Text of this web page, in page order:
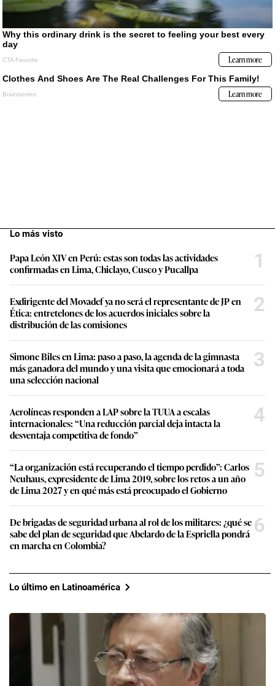
Lo más visto
Papa León XIV en Perú: estas son todas las actividades
confirmadas en Lima, Chiclayo, Cusco y Pucallpa
1
Exdirigente del Movadef ya no será el representante de JP en
Ética: entretelones de los acuerdos iniciales sobre la
distribución de las comisiones
2
Simone Biles en Lima: paso a paso, la agenda de la gimnasta
más ganadora del mundo y una visita que emocionará a toda
una selección nacional
3
Aerolíneas responden a LAP sobre la TUUA a escalas
internacionales: “Una reducción parcial deja intacta la
desventaja competitiva de fondo”
4
“La organización está recuperando el tiempo perdido”: Carlos
Neuhaus, expresidente de Lima 2019, sobre los retos a un año
de Lima 2027 y en qué más está preocupado el Gobierno
5
De brigadas de seguridad urbana al rol de los militares: ¿qué se
sabe del plan de seguridad que Abelardo de la Espriella pondrá
en marcha en Colombia?
6
Lo último en Latinoamérica